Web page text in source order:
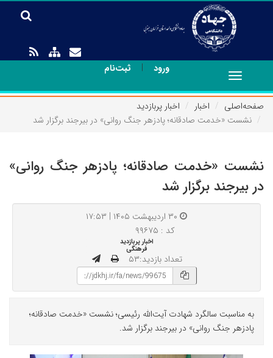
ورود | ثبت‌نام
Toggle
navigation
صفحه‌اصلی
اخبار
اخبار پربازدید
نشست «خدمت صادقانه؛ پادزهر جنگ روانی» در بیرجند برگزار شد
نشست «خدمت صادقانه؛ پادزهر جنگ روانی»
در بیرجند برگزار شد
کد : ۹۹۶۷۵
اخبار پربازدید
فرهنگی
تعداد بازدید:۵۳
به مناسبت سالگرد شهادت آیت‌الله رئیسی؛ نشست «خدمت صادقانه؛
پادزهر جنگ روانی» در بیرجند برگزار شد.